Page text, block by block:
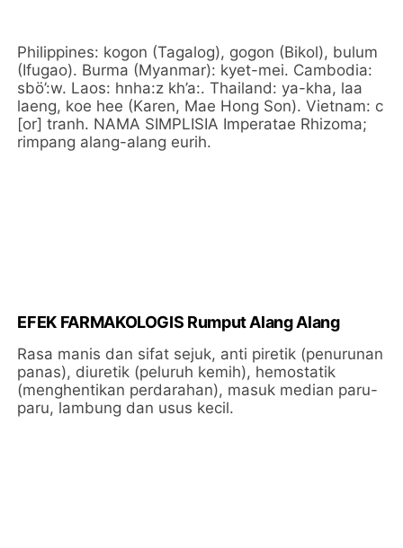
Philippines: kogon (Tagalog), gogon (Bikol), bulum
(Ifugao). Burma (Myanmar): kyet-mei. Cambodia:
sbö’:w. Laos: hnha:z kh’a:. Thailand: ya-kha, laa
laeng, koe hee (Karen, Mae Hong Son). Vietnam: c
[or] tranh. NAMA SIMPLISIA Imperatae Rhizoma;
rimpang alang-alang eurih.
EFEK FARMAKOLOGIS Rumput Alang Alang
Rasa manis dan sifat sejuk, anti piretik (penurunan
panas), diuretik (peluruh kemih), hemostatik
(menghentikan perdarahan), masuk median paru-
paru, lambung dan usus kecil.